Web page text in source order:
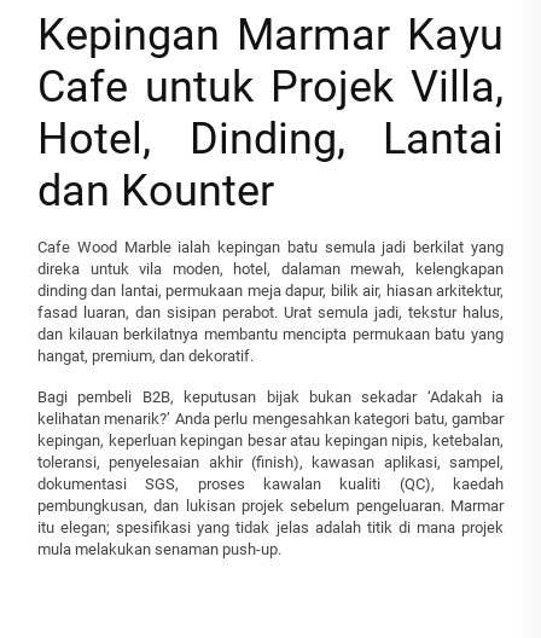
Kepingan Marmar Kayu
Cafe untuk Projek Villa,
Hotel, Dinding, Lantai
dan Kounter
Cafe Wood Marble ialah kepingan batu semula jadi berkilat yang
direka untuk vila moden, hotel, dalaman mewah, kelengkapan
dinding dan lantai, permukaan meja dapur, bilik air, hiasan arkitektur,
fasad luaran, dan sisipan perabot. Urat semula jadi, tekstur halus,
dan kilauan berkilatnya membantu mencipta permukaan batu yang
hangat, premium, dan dekoratif.
Bagi pembeli B2B, keputusan bijak bukan sekadar ‘Adakah ia
kelihatan menarik?’ Anda perlu mengesahkan kategori batu, gambar
kepingan, keperluan kepingan besar atau kepingan nipis, ketebalan,
toleransi, penyelesaian akhir (finish), kawasan aplikasi, sampel,
dokumentasi SGS, proses kawalan kualiti (QC), kaedah
pembungkusan, dan lukisan projek sebelum pengeluaran. Marmar
itu elegan; spesifikasi yang tidak jelas adalah titik di mana projek
mula melakukan senaman push-up.